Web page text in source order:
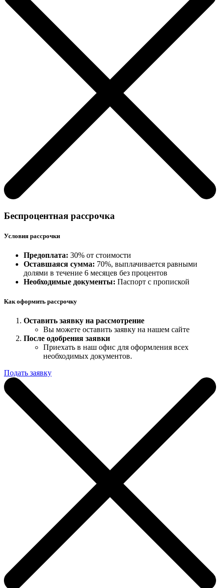
Беспроцентная рассрочка
Условия рассрочки
Предоплата: 30% от стоимости
Оставшаяся сумма: 70%, выплачивается равными
долями в течение 6 месяцев без процентов
Необходимые документы: Паспорт с пропиской
Как оформить рассрочку
Оставить заявку на рассмотрение
Вы можете оставить заявку на нашем сайте
После одобрения заявки
Приехать в наш офис для оформления всех
необходимых документов.
Подать заявку